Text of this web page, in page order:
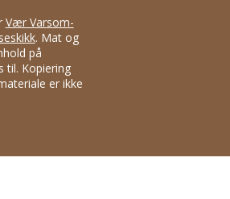
Vær Varsom-
. Mat og
på
til. Kopiering
er ikke